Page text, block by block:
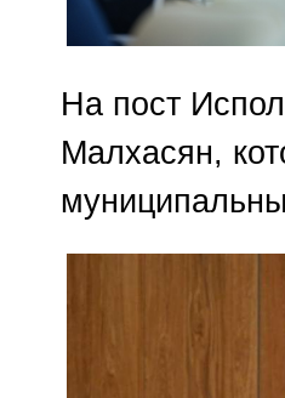
На пост
Малхасян,